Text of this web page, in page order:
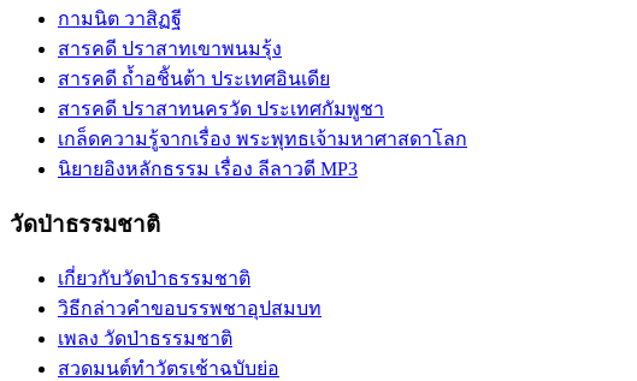
กามนิต วาสิฏฐี
สารคดี ปราสาทเขาพนมรุ้ง
สารคดี ถ้ำอชิันต้า ประเทศอินเดีย
สารคดี ปราสาทนครวัด ประเทศกัมพูชา
เกล็ดความรู้จากเรื่อง พระพุทธเจ้ามหาศาสดาโลก
นิยายอิงหลักธรรม เรื่อง ลีลาวดี MP3
วัดป่าธรรมชาติ
เกี่ยวกับวัดป่าธรรมชาติ
วิธีกล่าวคำขอบรรพชาอุปสมบท
เพลง วัดป่าธรรมชาติ
สวดมนต์ทำวัตรเช้าฉบับย่อ